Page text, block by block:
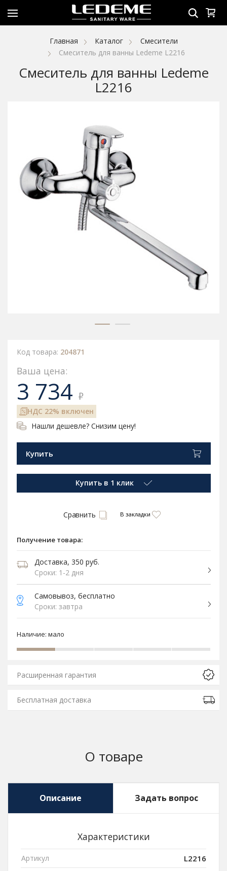
Главная Каталог
Смесители
Смеситель для ванны Ledeme L2216
Смеситель для ванны Ledeme
L2216
Код товара: 204871
Ваша цена:
3 734 ₽
НДС 22% включен
Нашли дешевле? Снизим цену!
Купить
Купить в 1 клик
Сравнить В закладки
Получение товара:
Доставка, 350 руб.
Сроки: 1-2 дня
Самовывоз, бесплатно
Сроки: завтра
Наличие: мало
Расширенная гарантия
Бесплатная доставка
О товаре
Описание Задать вопрос
Характеристики
Артикул L2216